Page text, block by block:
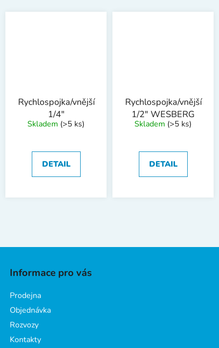
Rychlospojka/vnější
1/4"
Skladem (>5 ks)
DETAIL
Rychlospojka/vnější
1/2" WESBERG
Skladem (>5 ks)
DETAIL
Informace pro vás
Prodejna
Objednávka
Rozvozy
Kontakty